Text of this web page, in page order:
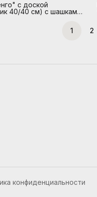
с доской
40/40 см) с шашками
1 2
конфиденциальности